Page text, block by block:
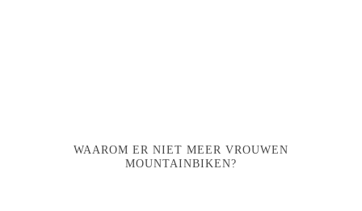
WAAROM ER NIET MEER VROUWEN
MOUNTAINBIKEN?